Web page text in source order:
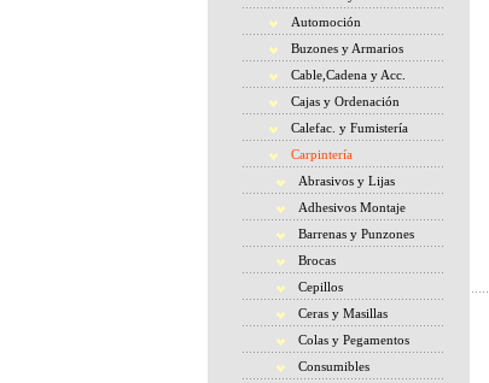
Automoción
Buzones y Armarios
Cable,Cadena y Acc.
Cajas y Ordenación
Calefac. y Fumistería
Carpintería
Abrasivos y Lijas
Adhesivos Montaje
Barrenas y Punzones
Brocas
Cepillos
Ceras y Masillas
Colas y Pegamentos
Consumibles